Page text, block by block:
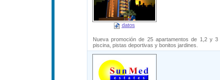
datos
Nueva promoción de 25 apartamentos de 1,2 y
piscina, pistas deportivas y bonitos jardines.